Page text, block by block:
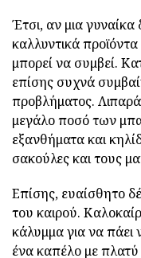
Έτσι, αν μια
καλλυντικά
μπορεί να συμβεί.
επίσης συχνά
προβλήματος.
μεγάλο ποσό των
εξανθήματα και
σακούλες και τους
Επίσης, ευαίσθητο
του καιρού.
κάλυμμα για να
ένα καπέλο με